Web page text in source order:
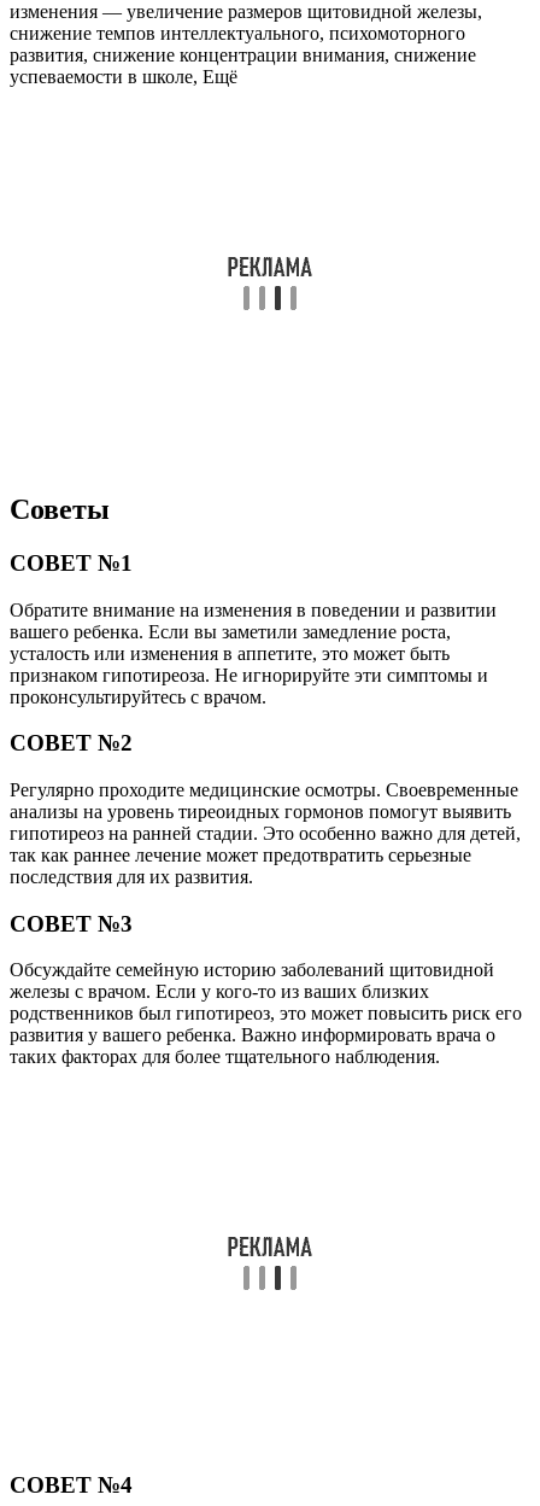
изменения — увеличение размеров щитовидной железы,
снижение темпов интеллектуального, психомоторного
развития, снижение концентрации внимания, снижение
успеваемости в школе, Ещё
Советы
СОВЕТ №1
Обратите внимание на изменения в поведении и развитии
вашего ребенка. Если вы заметили замедление роста,
усталость или изменения в аппетите, это может быть
признаком гипотиреоза. Не игнорируйте эти симптомы и
проконсультируйтесь с врачом.
СОВЕТ №2
Регулярно проходите медицинские осмотры. Своевременные
анализы на уровень тиреоидных гормонов помогут выявить
гипотиреоз на ранней стадии. Это особенно важно для детей,
так как раннее лечение может предотвратить серьезные
последствия для их развития.
СОВЕТ №3
Обсуждайте семейную историю заболеваний щитовидной
железы с врачом. Если у кого-то из ваших близких
родственников был гипотиреоз, это может повысить риск его
развития у вашего ребенка. Важно информировать врача о
таких факторах для более тщательного наблюдения.
СОВЕТ №4